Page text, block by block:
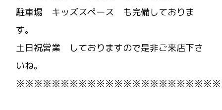
駐車場 キッズスペース も完備しておりま
す。
土日祝営業 しておりますので是非ご来店下さ
いね。